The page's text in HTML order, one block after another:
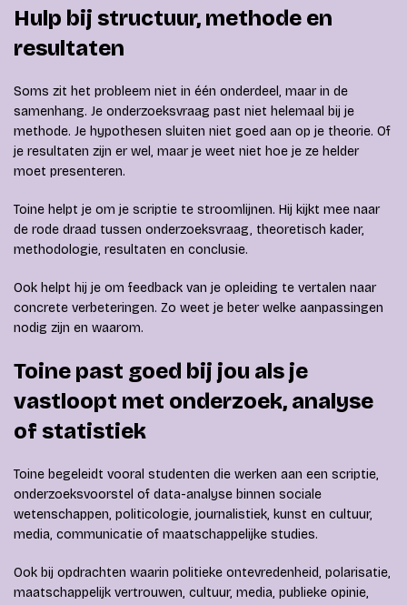
Hulp bij structuur, methode en
resultaten
Soms zit het probleem niet in één onderdeel, maar in de
samenhang. Je onderzoeksvraag past niet helemaal bij je
methode. Je hypothesen sluiten niet goed aan op je theorie. Of
je resultaten zijn er wel, maar je weet niet hoe je ze helder
moet presenteren.
Toine helpt je om je scriptie te stroomlijnen. Hij kijkt mee naar
de rode draad tussen onderzoeksvraag, theoretisch kader,
methodologie, resultaten en conclusie.
Ook helpt hij je om feedback van je opleiding te vertalen naar
concrete verbeteringen. Zo weet je beter welke aanpassingen
nodig zijn en waarom.
Toine past goed bij jou als je
vastloopt met onderzoek, analyse
of statistiek
Toine begeleidt vooral studenten die werken aan een scriptie,
onderzoeksvoorstel of data-analyse binnen sociale
wetenschappen, politicologie, journalistiek, kunst en cultuur,
media, communicatie of maatschappelijke studies.
Ook bij opdrachten waarin politieke ontevredenheid, polarisatie,
maatschappelijk vertrouwen, cultuur, media, publieke opinie,